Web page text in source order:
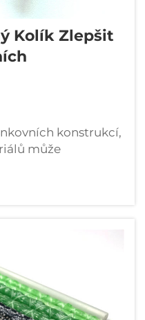
Kolík Zlepšit
konstrukcí,
může
spolehlivosti celé
kovové tyče
ale revoluční